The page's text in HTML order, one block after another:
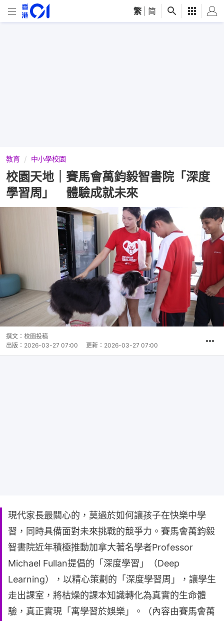
繁 简
教育 中小學校園
校園天地｜賽馬會萬鈞毅智書院「深度
學習周」 體驗成就未來
撰文： 校園投稿
出版： 2026-03-27 07:00 更新： 2026-03-27 07:00
現代家長最關心的，莫過於如何讓孩子在快樂中學
習，同時具備面對未來挑戰的競爭力。賽馬會萬鈞毅
智書院近年積極推動加拿大著名學者Professor
Michael Fullan提倡的「深度學習」（Deep
Learning），以精心策劃的「深度學習周」，讓學生
走出課室，將枯燥的課本知識轉化為真實的生命體
驗，真正實現「寓學習於娛樂」。（內容由賽馬會萬